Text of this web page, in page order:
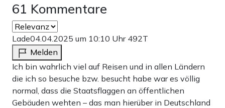
61 Kommentare
Lade04.04.2025 um 10:10 Uhr 492T
Melden
Ich bin wahrlich viel auf Reisen und in allen Ländern
die ich so besuche bzw. besucht habe war es völlig
normal, dass die Staatsflaggen an öffentlichen
Gebäuden wehten – das man hierüber in Deutschland